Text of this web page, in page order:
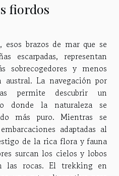
fiordos
esos brazos de mar que se
escarpadas, representan
sobrecogedores y menos
austral. La navegación por
permite descubrir un
donde la naturaleza se
más puro. Mientras se
adaptadas al
de la rica flora y fauna
surcan los cielos y lobos
las rocas. El trekking en